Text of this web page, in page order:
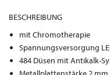
BESCHREIBUNG
mit Chromotherapie
Spannungsversorgung
484 Düsen mit Antikalk-